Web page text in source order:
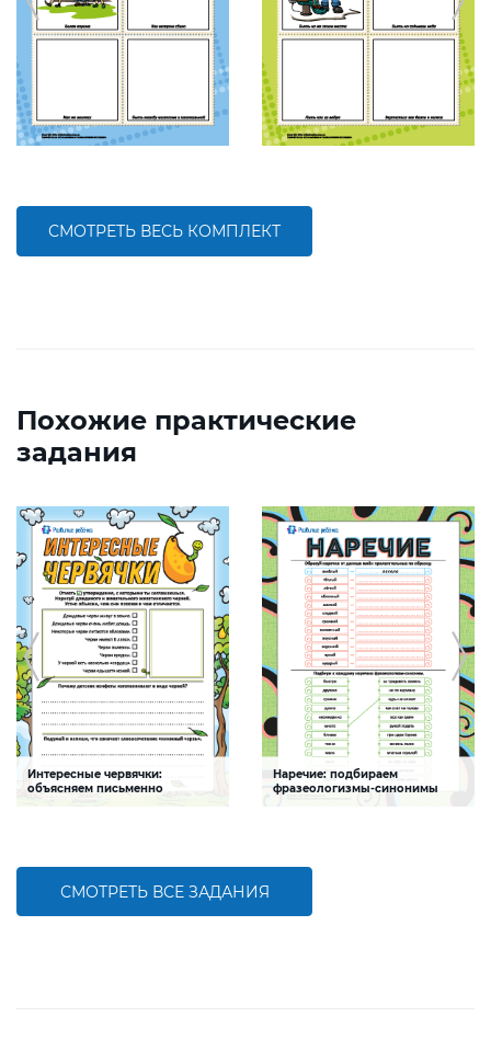
СМОТРЕТЬ ВЕСЬ КОМПЛЕКТ
Похожие практические
задания
Интересные червячки:
объясняем письменно
Наречие: подбираем
фразеологизмы-синонимы
СМОТРЕТЬ ВСЕ ЗАДАНИЯ